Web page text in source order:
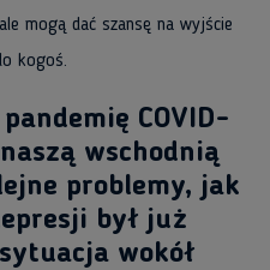
mogą dać szansę na wyjście
kogoś.
COVID-
wschodnią
problemy, jak
był już
wokół